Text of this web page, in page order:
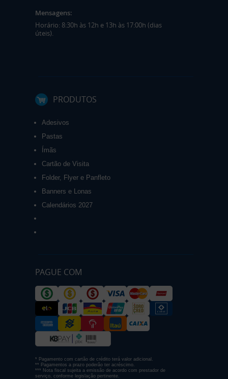
Mensagens:
Horário: 8:30h às 12h e 13h às 17:00h (dias
úteis).
PRODUTOS
Adesivos
Pastas
Ímãs
Cartão de Visita
Folder, Flyer e Panfleto
Banners e Lonas
Calendários 2027
PAGUE COM
* Pagamento com cartão de crédito terá valor adicional.
** Pagamentos a prazo poderão ter acréscimo.
*** Nota fiscal sujeita a emissão de acordo com prestador de
serviço, conforme legislação pertinente.